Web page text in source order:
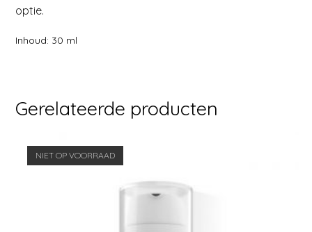
optie.
Inhoud: 30 ml
Gerelateerde producten
NIET OP VOORRAAD